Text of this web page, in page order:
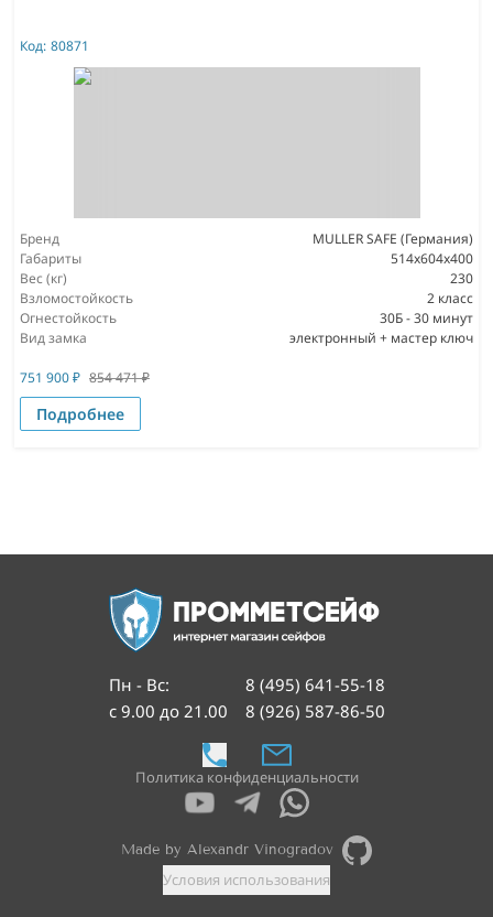
Код: 80871
Бренд
MULLER SAFE (Германия)
Габариты
514x604x400
Вес (кг)
230
Взломостойкость
2 класс
Огнестойкость
30Б - 30 минут
Вид замка
электронный + мастер ключ
751 900₽ 854 471₽
Подробнее
Пн - Вс:
с 9.00 до 21.00
8 (495) 641-55-18
8 (926) 587-86-50
Политика конфиденциальности
Условия использования
Made by Alexandr Vinogradov